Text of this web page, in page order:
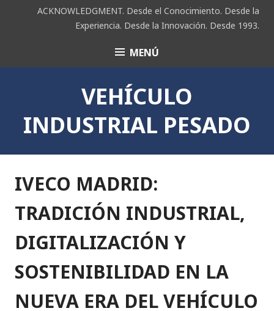
ACKNOWLEDGMENT. Desde el Conocimiento. Desde la
Experiencia. Desde la Innovación. Desde 1993.
ACK MENÚ
VEHÍCULO
INDUSTRIAL PESADO
IVECO MADRID:
TRADICIÓN INDUSTRIAL,
DIGITALIZACIÓN Y
SOSTENIBILIDAD EN LA
NUEVA ERA DEL VEHÍCULO